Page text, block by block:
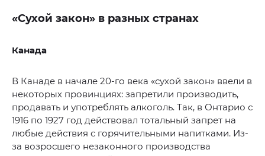
«Сухой закон» в разных странах
Канада
В Канаде в начале 20-го века «сухой закон» ввели в
некоторых провинциях: запретили производить,
продавать и употреблять алкоголь. Так, в Онтарио с
1916 по 1927 год действовал тотальный запрет на
любые действия с горячительными напитками. Из-
за возросшего незаконного производства